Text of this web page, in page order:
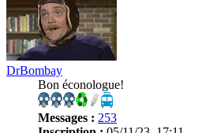
DrBombay
Bon éconologue!
Messages : 253